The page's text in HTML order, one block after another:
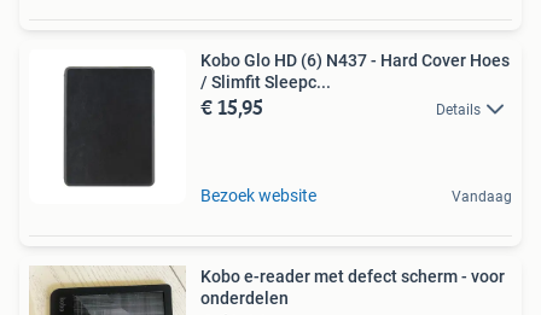
Kobo Glo HD (6) N437 - Hard Cover Hoes
/ Slimfit Sleepc...
€ 15,95 Details
Bezoek website Vandaag
Kobo e-reader met defect scherm - voor
onderdelen